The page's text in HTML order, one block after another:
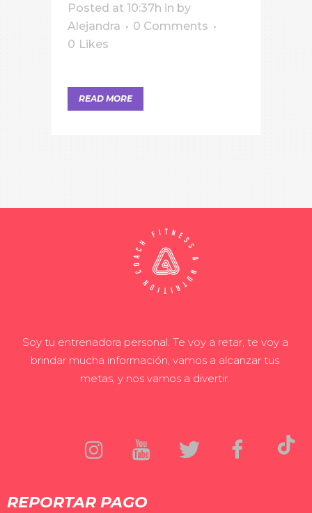
Posted at 10:37h in by
Alejandra
0 Comments
0 Likes
READ MORE
Soy tu entrenadora personal. Te voy a retar, te voy a
brindar mucha información, vamos a alcanzar tus
metas, y nos vamos a divertir.
REPORTAR PAGO